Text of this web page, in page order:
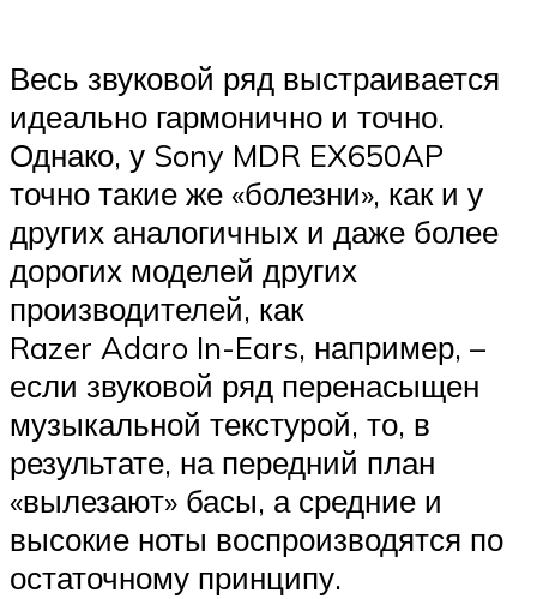
Весь звуковой ряд выстраивается
идеально гармонично и точно.
Однако, у Sony MDR EX650AP
точно такие же «болезни», как и у
других аналогичных и даже более
дорогих моделей других
производителей, как
Razer Adaro In-Ears, например, –
если звуковой ряд перенасыщен
музыкальной текстурой, то, в
результате, на передний план
«вылезают» басы, а средние и
высокие ноты воспроизводятся по
остаточному принципу.